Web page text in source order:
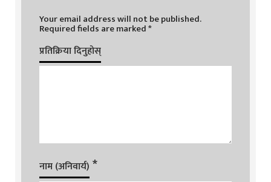
Your email address will not be published.
Required fields are marked*
प्रतिक्रिया दिनुहोस्
नाम (अनिवार्य) *